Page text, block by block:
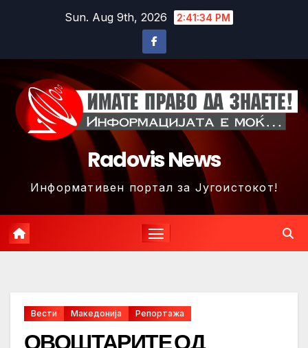
Sun. Aug 9th, 2026 2:41:37 PM
Radovis News
Информативен портал за Југоистокот!
Вести Македонија Репортажа